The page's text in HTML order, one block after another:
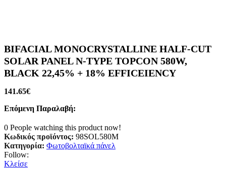
BIFACIAL MONOCRYSTALLINE HALF-CUT
SOLAR PANEL N-TYPE TOPCON 580W,
BLACK 22,45% + 18% EFFICEIENCY
141.65€
Επόμενη Παραλαβή:
0 People watching this product now!
Κωδικός προϊόντος: 98SOL580M
Κατηγορία: Φωτοβολταϊκά πάνελ
Follow:
Κλείσε